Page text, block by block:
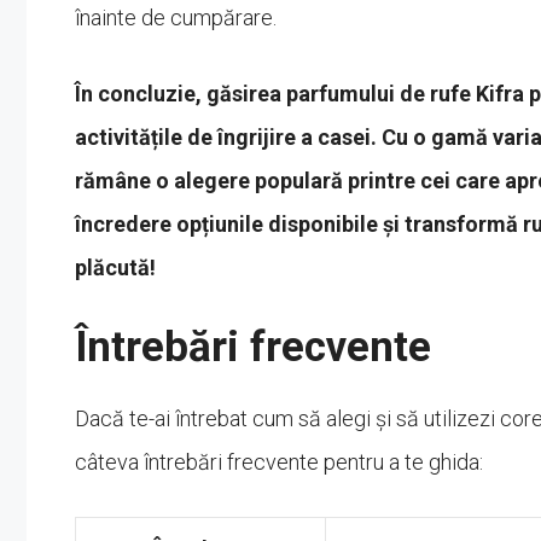
înainte de cumpărare.
În concluzie, găsirea parfumului de rufe Kifra
activitățile de îngrijire a casei. Cu o gamă
rămâne o alegere populară printre cei care
încredere opțiunile disponibile și transformă
plăcută!
Întrebări frecvente
Dacă te-ai întrebat cum să alegi și să utilizezi
câteva întrebări frecvente pentru a te ghida: